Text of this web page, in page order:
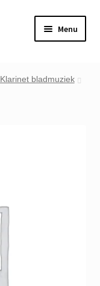
Menu
Klarinet bladmuziek